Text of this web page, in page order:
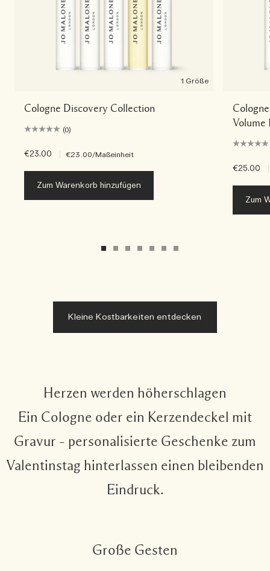
1 Größe
Cologne Discovery Collection
(0)
€23.00 €23.00/Maßeinheit
Zum Warenkorb hinzufügen
Volume
€25.00
Zum
Kleine Kostbarkeiten entdecken
Herzen werden höherschlagen
Ein Cologne oder ein Kerzendeckel mit
Gravur – personalisierte Geschenke zum
Valentinstag hinterlassen einen bleibenden
Eindruck.
Große Gesten